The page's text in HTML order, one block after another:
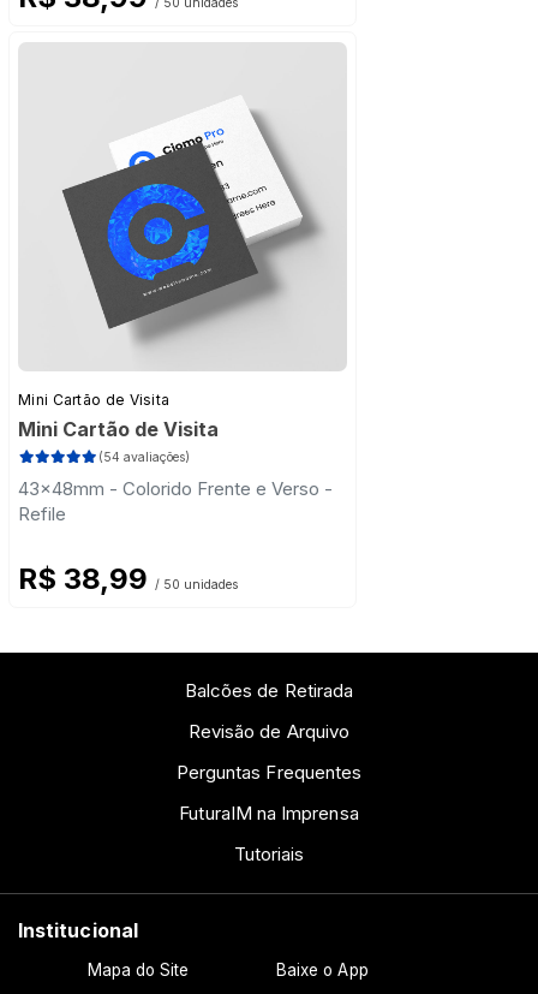
/ 50 unidades
Mini Cartão de Visita
Mini Cartão de Visita
(54 avaliações)
43x48mm - Colorido Frente e Verso -
Refile
R$ 38,99 / 50 unidades
Balcões de Retirada
Revisão de Arquivo
Perguntas Frequentes
FuturaIM na Imprensa
Tutoriais
Institucional
Mapa do Site Baixe o App